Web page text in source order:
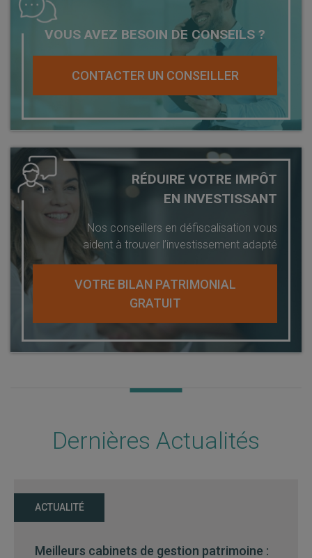
VOUS AVEZ BESOIN DE CONSEILS ?
CONTACTER UN CONSEILLER
RÉDUIRE VOTRE IMPÔT
EN INVESTISSANT
Nos conseillers en défiscalisation vous
aident à trouver l’investissement adapté
VOTRE BILAN PATRIMONIAL
GRATUIT
Dernières Actualités
ACTUALITÉ
Meilleurs cabinets de gestion patrimoine :